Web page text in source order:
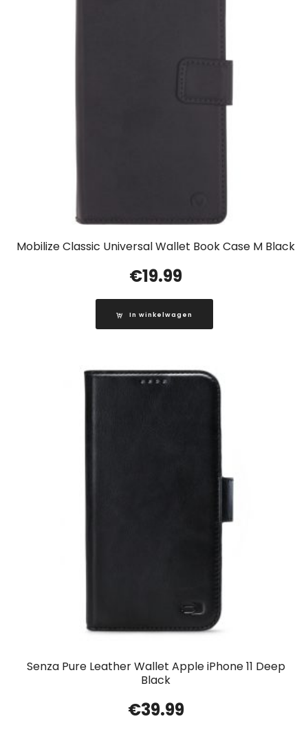
Mobilize Classic Universal Wallet Book Case M Black
€19.99
In winkelwagen
Senza Pure Leather Wallet Apple iPhone 11 Deep
Black
€39.99